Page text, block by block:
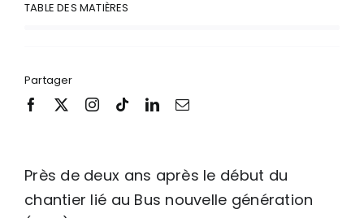
TABLE DES MATIÈRES
Partager
Près de deux ans après le début du
chantier lié au Bus nouvelle génération